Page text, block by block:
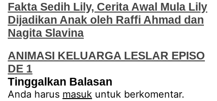
Fakta Sedih Lily, Cerita Awal Mula Lily
Dijadikan Anak oleh Raffi Ahmad dan
Nagita Slavina
ANIMASI KELUARGA LESLAR EPISO
DE 1
Tinggalkan Balasan
Anda harus masuk untuk berkomentar.